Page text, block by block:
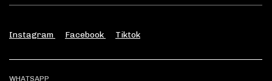
Instagram Facebook Tiktok
WHATSAPP